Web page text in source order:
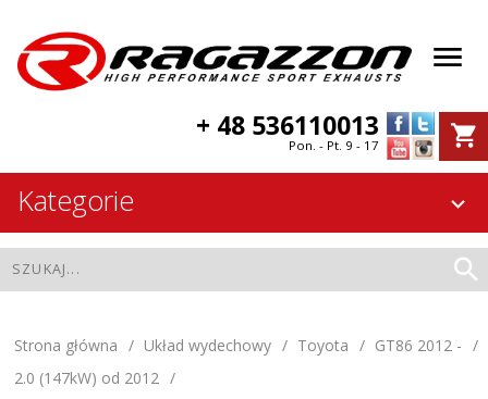
+ 48 536110013
Pon. - Pt. 9 - 17
Kategorie
Strona główna Układ wydechowy Toyota
GT86 2012 -
2.0 (147kW) od 2012